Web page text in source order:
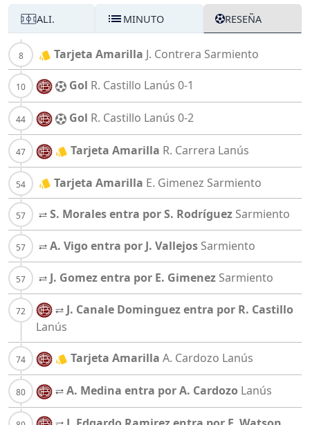
ALI. MINUTO RESEÑA
Tarjeta Amarilla J. Contrera Sarmiento
Gol R. Castillo Lanús 0-1
Gol R. Castillo Lanús 0-2
Tarjeta Amarilla R. Carrera Lanús
Tarjeta Amarilla E. Gimenez Sarmiento
S. Morales entra por S. Rodríguez Sarmiento
A. Vigo entra por J. Vallejos Sarmiento
J. Gomez entra por E. Gimenez Sarmiento
J. Canale Dominguez entra por R. Castillo
Lanús
Tarjeta Amarilla A. Cardozo Lanús
A. Medina entra por A. Cardozo Lanús